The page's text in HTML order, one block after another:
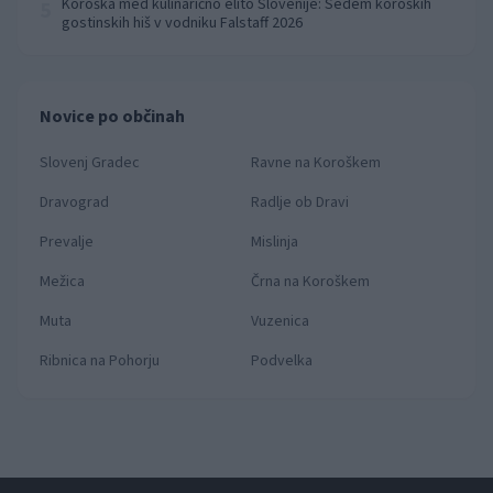
gostinskih hiš v vodniku Falstaff 2026
Novice po občinah
Slovenj Gradec
Ravne na Koroškem
Dravograd
Radlje ob Dravi
Prevalje
Mislinja
Mežica
Črna na Koroškem
Muta
Vuzenica
Ribnica na Pohorju
Podvelka